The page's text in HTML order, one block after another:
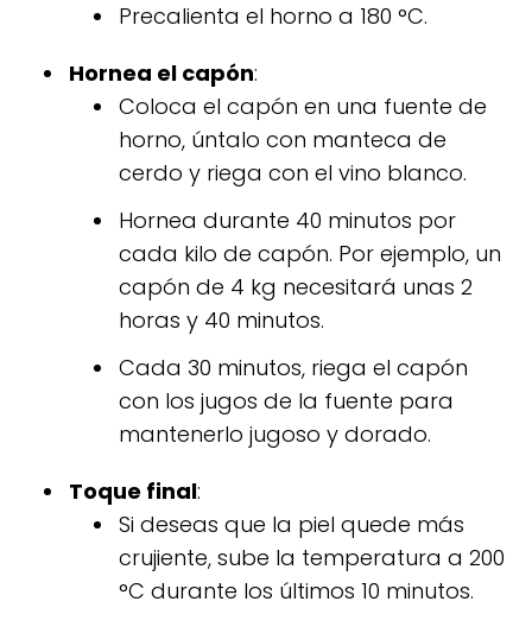
Precalienta el horno a 180 °C.
Hornea el capón:
Coloca el capón en una fuente de
horno, úntalo con manteca de
cerdo y riega con el vino blanco.
Hornea durante 40 minutos por
cada kilo de capón. Por ejemplo, un
capón de 4 kg necesitará unas 2
horas y 40 minutos.
Cada 30 minutos, riega el capón
con los jugos de la fuente para
mantenerlo jugoso y dorado.
Toque final:
Si deseas que la piel quede más
crujiente, sube la temperatura a 200
°C durante los últimos 10 minutos.